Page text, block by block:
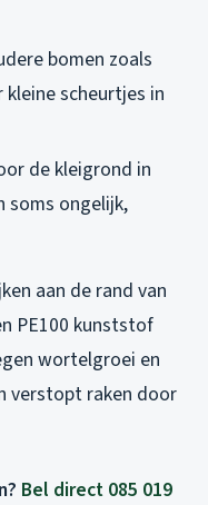
bomen zoals
scheurtjes in
de kleigrond in
soms ongelijk,
aan de rand van
PE100 kunststof
wortelgroei en
verstopt raken door
Bel direct 085 019